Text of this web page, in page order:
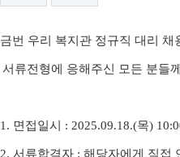
금번 우리 복지관 정규직 대리 채
서류전형에 응해주신 모든 분들
1. 면접일시 : 2025.09.18.(목)
2. 서류합격자 : 해당자에게 직접